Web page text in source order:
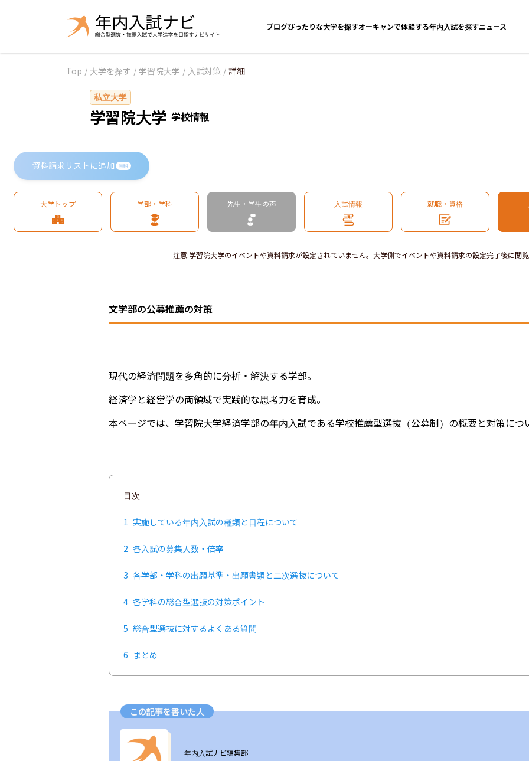
ブログぴったりな大学を探すオーキャンで体験する年内入試を探すニュース
Top / 大学を探す / 学習院大学 / 入試対策 / 詳細
私立大学
学習院大学 学校情報
資料請求リストに追加 無料
大学トップ 学部・学科 先生・学生の声 入試情報 就職・資格
注意:学習院大学のイベントや資料請求が設定されていません。大学側でイベントや資料請求の設定完了後に閲覧
文学部の公募推薦の対策
現代の経済問題を多角的に分析・解決する学部。
経済学と経営学の両領域で実践的な思考力を育成。
本ページでは、学習院大学経済学部の年内入試である学校推薦型選抜（公募制）の概要と対策につ
目次
1 実施している年内入試の種類と日程について
2 各入試の募集人数・倍率
3 各学部・学科の出願基準・出願書類と二次選抜について
4 各学科の総合型選抜の対策ポイント
5 総合型選抜に対するよくある質問
6 まとめ
この記事を書いた人
ユーザー画像の背景
年内入試ナビ編集部